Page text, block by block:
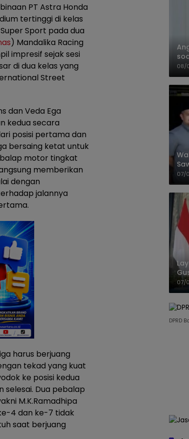
PT Astra Honda
tertinggi di kelas
Sport pada dua
) Mandalika Racing
impresif sejak sesi
di dua kelas yang
Street
dan Veda Ega
kedua secara
posisi pertama dan
bersaing ketat untuk
motor tingkat
memberikan
dengan
jalannya
harus berjuang
tekad yang kuat
ke posisi kedua
Dua pebalap
M.K.Ramadhipa
4 dan ke-7 tidak
saat berjuang
08/
07/
07/
DPRD